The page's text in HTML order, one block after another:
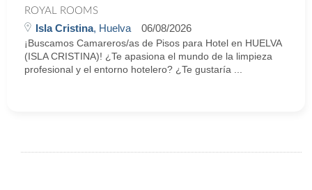
ROYAL ROOMS
Isla Cristina, Huelva 06/08/2026
¡Buscamos Camareros/as de Pisos para Hotel en HUELVA
(ISLA CRISTINA)! ¿Te apasiona el mundo de la limpieza
profesional y el entorno hotelero? ¿Te gustaría ...